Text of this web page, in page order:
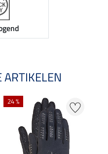
ARTIKELEN
24 %